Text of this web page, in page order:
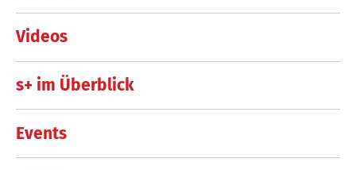
Videos
s+ im Überblick
Events